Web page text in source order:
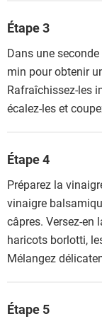
Étape 3
Dans une
min pour obtenir
Rafraîchissez-les
écalez-les et
Étape 4
Préparez la
vinaigre
câpres. Versez-en
haricots borlotti,
Mélangez
Étape 5